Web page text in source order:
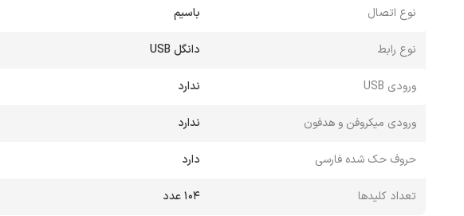
نوع اتصال باسیم
نوع رابط دانگل USB
ورودی USB ندارد
ورودی میکروفن و هدفون ندارد
حروف حک شده فارسی دارد
تعداد کلیدها 104 عدد